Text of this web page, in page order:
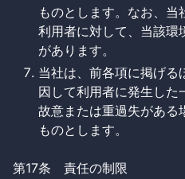
ものとします。なお、当
利用者に対して、当該環
があります。
当社は、前各項に掲げる
因して利用者に発生した
故意または重過失がある
ものとします。
第17条 責任の制限